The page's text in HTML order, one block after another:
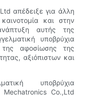
απέδειξε για άλλη
και στην
αυτής της
υποβρύχια
της αφοσίωσης της
αξιόπιστων και
υποβρύχια
Mechatronics Co.,Ltd